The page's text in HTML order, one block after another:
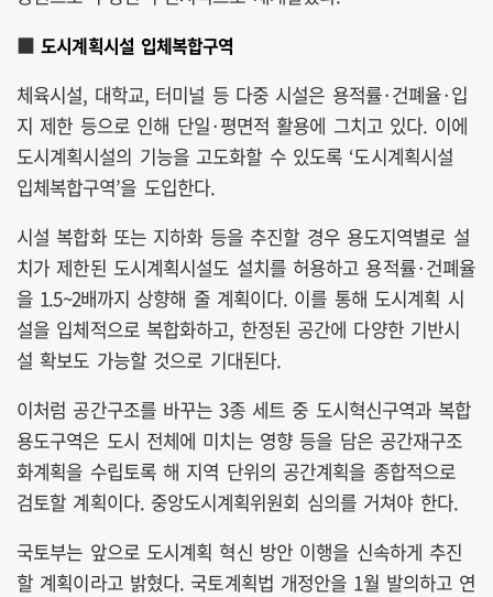
■도시계획시설 입체복합구역
체육시설, 대학교, 터미널 등 다중 시설은 용적률·건폐율·입
지 제한 등으로 인해 단일·평면적 활용에 그치고 있다. 이에
도시계획시설의 기능을 고도화할 수 있도록 ‘도시계획시설
입체복합구역’을 도입한다.
시설 복합화 또는 지하화 등을 추진할 경우 용도지역별로 설
치가 제한된 도시계획시설도 설치를 허용하고 용적률·건폐율
을 1.5~2배까지 상향해 줄 계획이다. 이를 통해 도시계획 시
설을 입체적으로 복합화하고, 한정된 공간에 다양한 기반시
설 확보도 가능할 것으로 기대된다.
이처럼 공간구조를 바꾸는 3종 세트 중 도시혁신구역과 복합
용도구역은 도시 전체에 미치는 영향 등을 담은 공간재구조
화계획을 수립토록 해 지역 단위의 공간계획을 종합적으로
검토할 계획이다. 중앙도시계획위원회 심의를 거쳐야 한다.
국토부는 앞으로 도시계획 혁신 방안 이행을 신속하게 추진
할 계획이라고 밝혔다. 국토계획법 개정안을 1월 발의하고 연